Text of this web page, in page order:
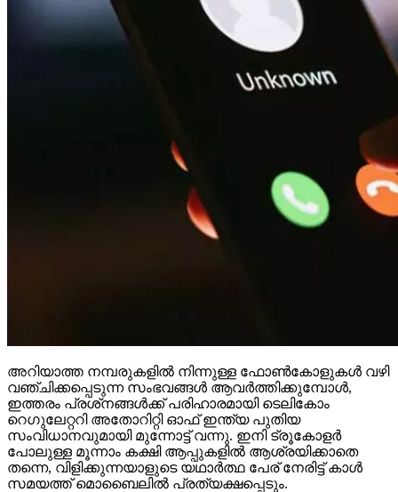
അറിയാത്ത നമ്പരുകളില്‍ നിന്നുള്ള ഫോണ്‍കോളുകള്‍ വഴി
വഞ്ചിക്കപ്പെടുന്ന സംഭവങ്ങള്‍ ആവര്‍ത്തിക്കുമ്പോള്‍,
ഇത്തരം പ്രശ്‌നങ്ങള്‍ക്ക് പരിഹാരമായി ടെലികോം
റെഗുലേറ്ററി അതോറിറ്റി ഓഫ് ഇന്ത്യ പുതിയ
സംവിധാനവുമായി മുന്നോട്ട് വന്നു. ഇനി ട്രൂകോളര്‍
പോലുള്ള മൂന്നാം കക്ഷി ആപ്പുകളില്‍ ആശ്രയിക്കാതെ
തന്നെ, വിളിക്കുന്നയാളുടെ യഥാര്‍ത്ഥ പേര് നേരിട്ട് കാള്‍
സമയത്ത് മൊബൈലില്‍ പ്രത്യക്ഷപ്പെടും.